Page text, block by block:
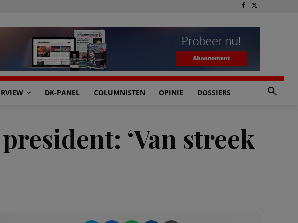
DK-PANEL COLUMNISTEN OPINIE DOSSIERS
‘Van streek